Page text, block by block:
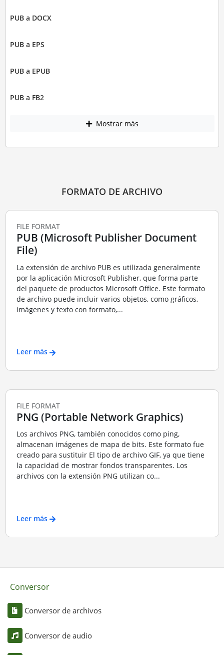
PUB a DOCX
PUB a EPS
PUB a EPUB
PUB a FB2
Mostrar más
FORMATO DE ARCHIVO
FILE FORMAT
PUB (Microsoft Publisher Document
File)
La extensión de archivo PUB es utilizada generalmente
por la aplicación Microsoft Publisher, que forma parte
del paquete de productos Microsoft Office. Este formato
de archivo puede incluir varios objetos, como gráficos,
imágenes y texto con formato,...
Leer más
FILE FORMAT
PNG (Portable Network Graphics)
Los archivos PNG, también conocidos como ping,
almacenan imágenes de mapa de bits. Este formato fue
creado para sustituir El tipo de archivo GIF, ya que tiene
la capacidad de mostrar fondos transparentes. Los
archivos con la extensión PNG utilizan co...
Leer más
Conversor
Conversor de archivos
Conversor de audio